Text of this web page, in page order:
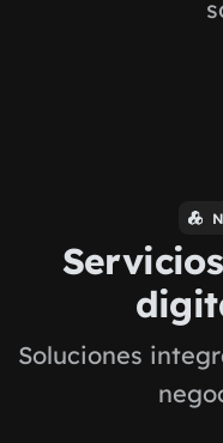
Soluciones